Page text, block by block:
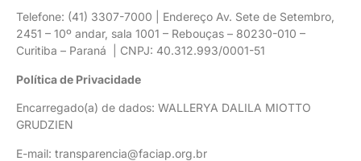
Telefone: (41) 3307-7000 | Endereço Av. Sete de Setembro,
2451 – 10º andar, sala 1001 – Rebouças – 80230-010 –
Curitiba – Paraná | CNPJ: 40.312.993/0001-51
Política de Privacidade
Encarregado(a) de dados: WALLERYA DALILA MIOTTO
GRUDZIEN
E-mail: transparencia@faciap.org.br